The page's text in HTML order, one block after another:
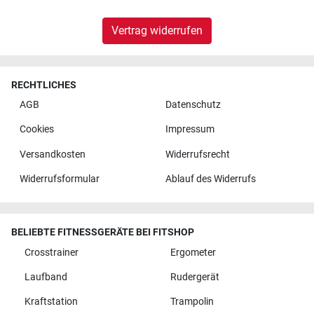
Vertrag widerrufen
RECHTLICHES
AGB
Datenschutz
Cookies Impressum
Versandkosten Widerrufsrecht
Widerrufsformular Ablauf des Widerrufs
BELIEBTE FITNESSGERÄTE BEI FITSHOP
Crosstrainer
Ergometer
Laufband Rudergerät
Kraftstation Trampolin